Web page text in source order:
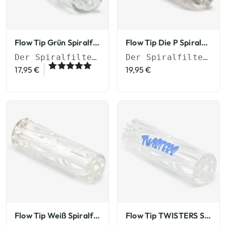
Flow Tip Grün Spiralfilter
Der Spiralfilter für besseren Durchzug
17,95€
Flow Tip Die P Spiralfilter
Der Spiralfilter für besseren Durchzug
19,95€
Flow Tip Weiß Spiralfilter Flow Tip TWISTERS Spiralfilter